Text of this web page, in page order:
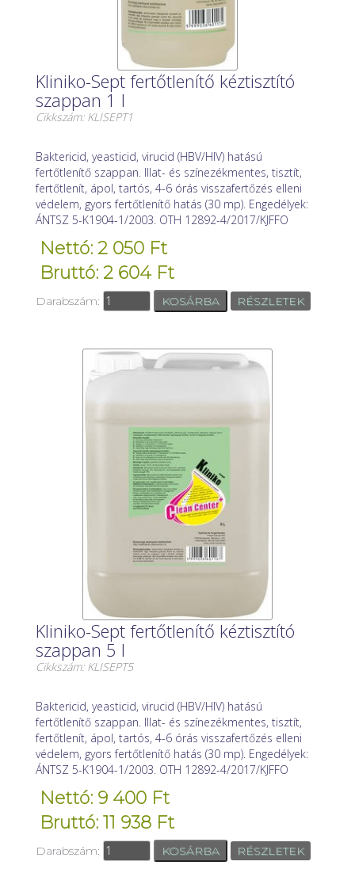
Kliniko-Sept fertőtlenítő kéztisztító
szappan 1 l
Cikkszám: KLISEPT1
Baktericid, yeasticid, virucid (HBV/HIV) hatású
fertőtlenítő szappan. Illat- és színezékmentes, tisztít,
fertőtlenít, ápol, tartós, 4-6 órás visszafertőzés elleni
védelem, gyors fertőtlenítő hatás (30 mp). Engedélyek:
ÁNTSZ 5-K1904-1/2003. OTH 12892-4/2017/KJFFO
Nettó: 2 050 Ft
Bruttó: 2 604 Ft
Darabszám: RÉSZLETEK
Kliniko-Sept fertőtlenítő kéztisztító
szappan 5 l
Cikkszám: KLISEPT5
Baktericid, yeasticid, virucid (HBV/HIV) hatású
fertőtlenítő szappan. Illat- és színezékmentes, tisztít,
fertőtlenít, ápol, tartós, 4-6 órás visszafertőzés elleni
védelem, gyors fertőtlenítő hatás (30 mp). Engedélyek:
ÁNTSZ 5-K1904-1/2003. OTH 12892-4/2017/KJFFO
Nettó: 9 400 Ft
Bruttó: 11 938 Ft
Darabszám: RÉSZLETEK